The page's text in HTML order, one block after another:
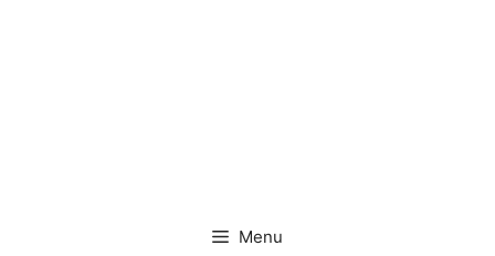
Menu